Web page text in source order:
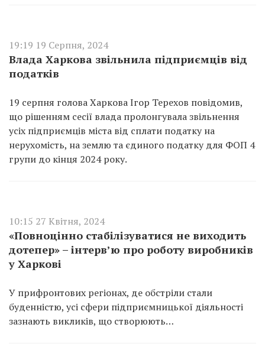
19:19 19 Серпня, 2024
Влада Харкова звільнила підприємців від
податків
19 серпня голова Харкова Ігор Терехов повідомив,
що рішенням сесії влада пролонгувала звільнення
усіх підприємців міста від сплати податку на
нерухомість, на землю та єдиного податку для ФОП 4
групи до кінця 2024 року.
10:15 27 Квітня, 2024
«Повноцінно стабілізуватися не виходить
дотепер» – інтерв’ю про роботу виробників
у Харкові
У прифронтових регіонах, де обстріли стали
буденністю, усі сфери підприємницької діяльності
зазнають викликів, що створюють…